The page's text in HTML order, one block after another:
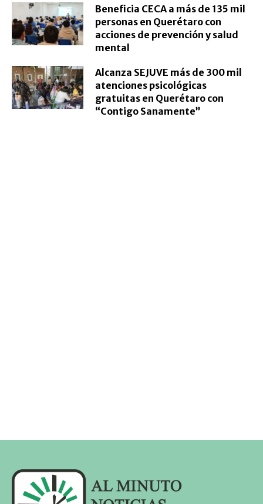
Beneficia CECA a más de 135 mil
personas en Querétaro con
acciones de prevención y salud
mental
Alcanza SEJUVE más de 300 mil
atenciones psicológicas
gratuitas en Querétaro con
“Contigo Sanamente”